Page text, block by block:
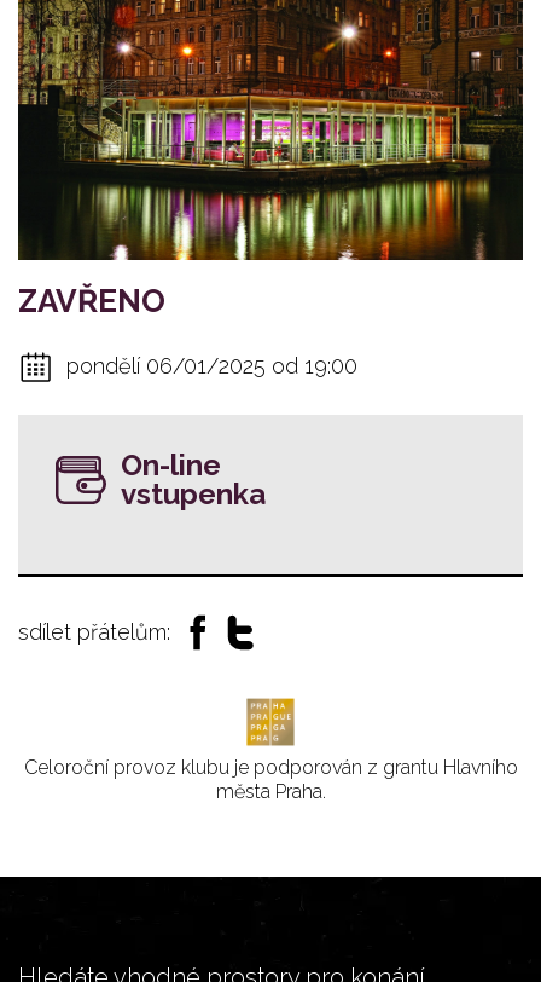
ZAVŘENO
pondělí 06/01/2025 od 19:00
On-line
vstupenka
sdílet přátelům:
Celoroční provoz klubu je podporován z grantu Hlavního
města Praha.